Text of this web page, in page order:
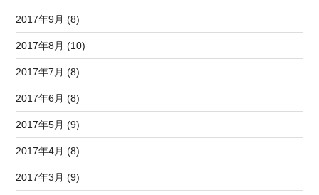
2017年9月 (8)
2017年8月 (10)
2017年7月 (8)
2017年6月 (8)
2017年5月 (9)
2017年4月 (8)
2017年3月 (9)